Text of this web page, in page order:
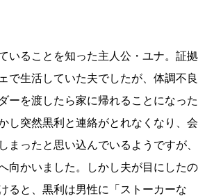
いることを知った主人公・ユナ。証拠
で生活していた夫でしたが、体調不良
ーを渡したら家に帰れることになった
し突然黒利と連絡がとれなくなり、会
ったと思い込んでいるようですが、
向かいました。しかし夫が目にしたの
ると、黒利は男性に「ストーカーな